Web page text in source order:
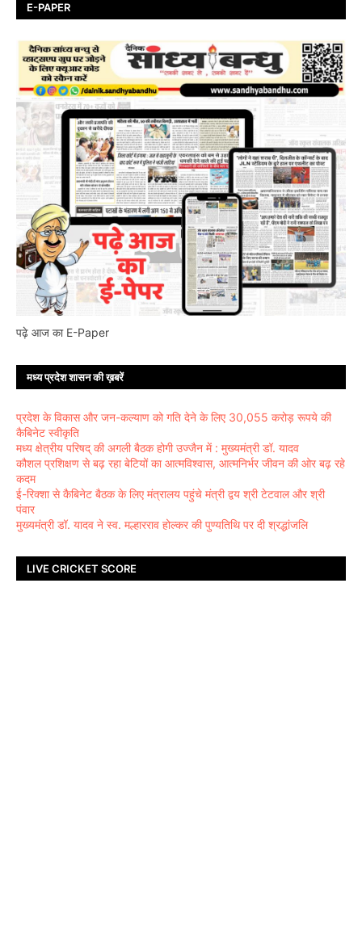
E-PAPER
पढ़े आज का E-Paper
मध्य प्रदेश शासन की ख़बरें
प्रदेश के विकास और जन-कल्याण को गति देने के लिए 30,055 करोड़ रूपये की
कैबिनेट स्वीकृति
मध्य क्षेत्रीय परिषद् की अगली बैठक होगी उज्जैन में : मुख्यमंत्री डॉ. यादव
कौशल प्रशिक्षण से बढ़ रहा बेटियों का आत्मविश्वास, आत्मनिर्भर जीवन की ओर बढ़ रहे
कदम
ई-रिक्शा से कैबिनेट बैठक के लिए मंत्रालय पहुंचे मंत्री द्वय श्री टेटवाल और श्री
पंवार
मुख्यमंत्री डॉ. यादव ने स्व. मल्हारराव होल्कर की पुण्यतिथि पर दी श्रद्धांजलि
LIVE CRICKET SCORE